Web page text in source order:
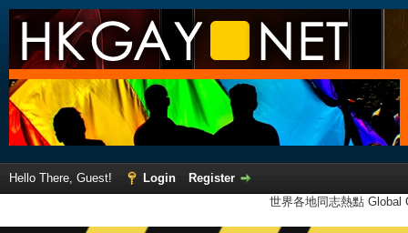
Hello There, Guest! Login
Register
世界各地同志熱點